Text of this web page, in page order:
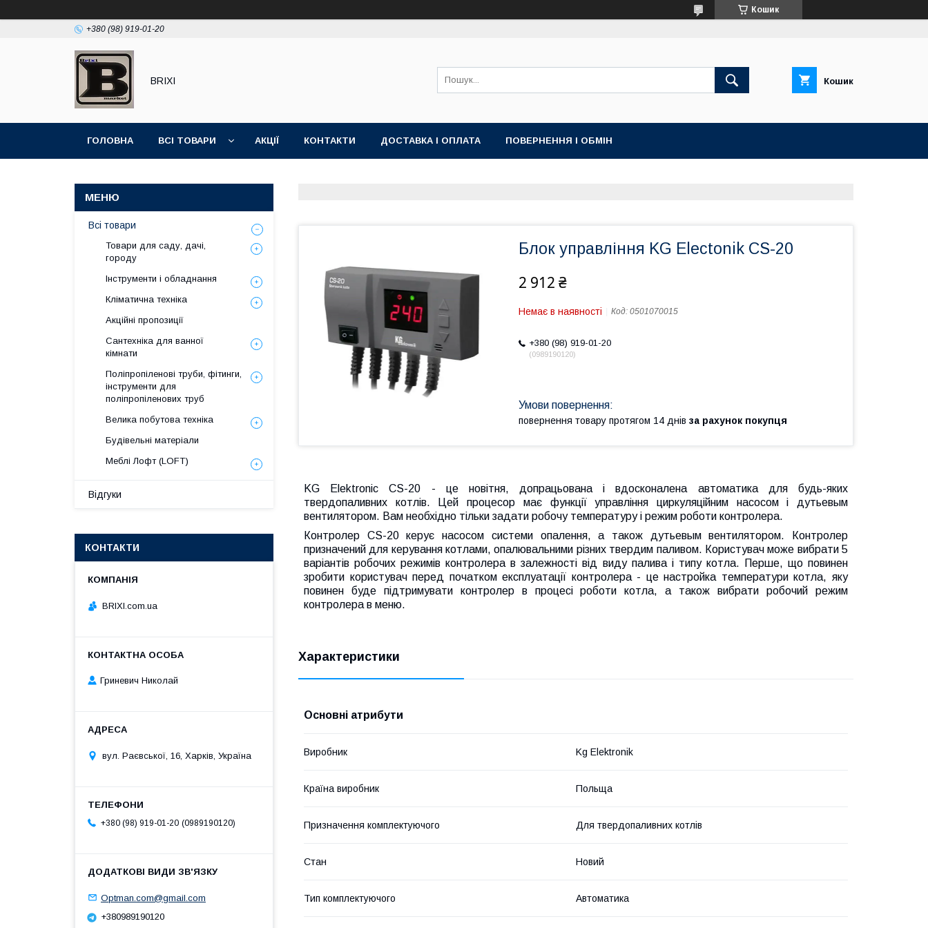
Кошик
+380 (98) 919-01-20
BRIXI Кошик
ГОЛОВНА ВСІ ТОВАРИ АКЦІЇ КОНТАКТИ ДОСТАВКА І ОПЛАТА ПОВЕРНЕННЯ І ОБМІН
Блок управління KG Electonik CS-20
2 912 ₴
Немає в наявності Код: 0501070015
+380 (98) 919-01-20
0989190120
повернення товару протягом 14 днів за рахунок покупця
KG Elektronic CS-20 - це новітня, допрацьована і вдосконалена автоматика для будь-яких
твердопаливних котлів. Цей процесор має функції управління циркуляційним насосом і дутьевым
вентилятором. Вам необхідно тільки задати робочу температуру і режим роботи контролера.
Контролер CS-20 керує насосом системи опалення, а також дутьевым вентилятором. Контролер
призначений для керування котлами, опалювальними різних твердим паливом. Користувач може вибрати 5
варіантів робочих режимів контролера в залежності від виду палива і типу котла. Перше, що повинен
зробити користувач перед початком експлуатації контролера - це настройка температури котла, яку
повинен буде підтримувати контролер в процесі роботи котла, а також вибрати робочий режим
контролера в меню.
Характеристики
Основні атрибути
Виробник Kg Elektronik
Країна виробник Польща
Призначення комплектуючого Для твердопаливних котлів
Стан Новий
Тип комплектуючого Автоматика
Всі товари
Товари для саду, дачі,
городу
Інструменти і обладнання
Кліматична техніка
Акційні пропозиції
Сантехніка для ванної
кімнати
Поліпропіленові труби, фітинги,
інструменти для
поліпропіленових труб
Велика побутова техніка
Будівельні матеріали
Меблі Лофт (LOFT)
Відгуки
КОНТАКТИ
BRIXI.com.ua
Гриневич Николай
вул. Раєвської, 16, Харків, Україна
+380 (98) 919-01-20 0989190120
Optman.com@gmail.com
+380989190120